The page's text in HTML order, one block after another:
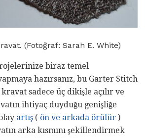
(Fotoğraf: Sarah E. White)
biraz temel
hazırsanız, bu Garter Stitch
sadece üç dikişle açılır ve
ihtiyaç duyduğu genişliğe
artış ( ön ve arkada örülür )
arka kısmını şekillendirmek